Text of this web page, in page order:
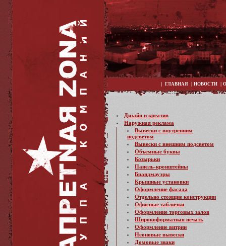
| ГЛАВНАЯ | НОВОСТИ |
Дизайн и креатив
Наружная реклама
Вывески с внутренним
подсветом
Вывески с внешним подсветом
Объемные буквы
Козырьки
Панель-кронштейны
Брандмауэры
Крышные установки
Оформление фасада
Отдельно стоящие конструкции
Офисные таблички
Оформление торговых залов
Широкоформатная печать
Оформление витрин
Неоновые вывески
Домовые знаки